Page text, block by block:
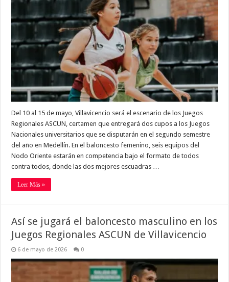
Del 10 al 15 de mayo, Villavicencio será el escenario de los Juegos
Regionales ASCUN, certamen que entregará dos cupos a los Juegos
Nacionales universitarios que se disputarán en el segundo semestre
del año en Medellín. En el baloncesto femenino, seis equipos del
Nodo Oriente estarán en competencia bajo el formato de todos
contra todos, donde las dos mejores escuadras …
Leer Más »
Así se jugará el baloncesto masculino en los
Juegos Regionales ASCUN de Villavicencio
6 de mayo de 2026 0